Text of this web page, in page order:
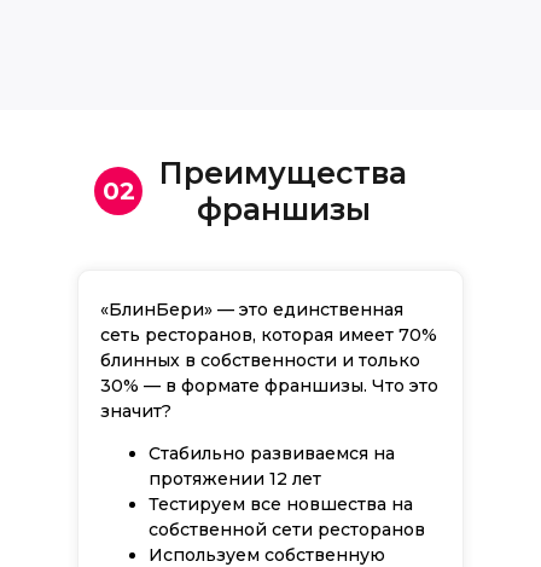
Преимущества
франшизы
02
«БлинБери» — это единственная
сеть ресторанов, которая имеет 70%
блинных в собственности и только
30% — в формате франшизы. Что это
значит?
Стабильно развиваемся на
протяжении 12 лет
Тестируем все новшества на
собственной сети ресторанов
Используем собственную